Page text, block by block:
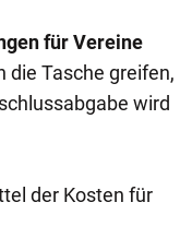
für Vereine
die Tasche greifen,
wird
der Kosten für